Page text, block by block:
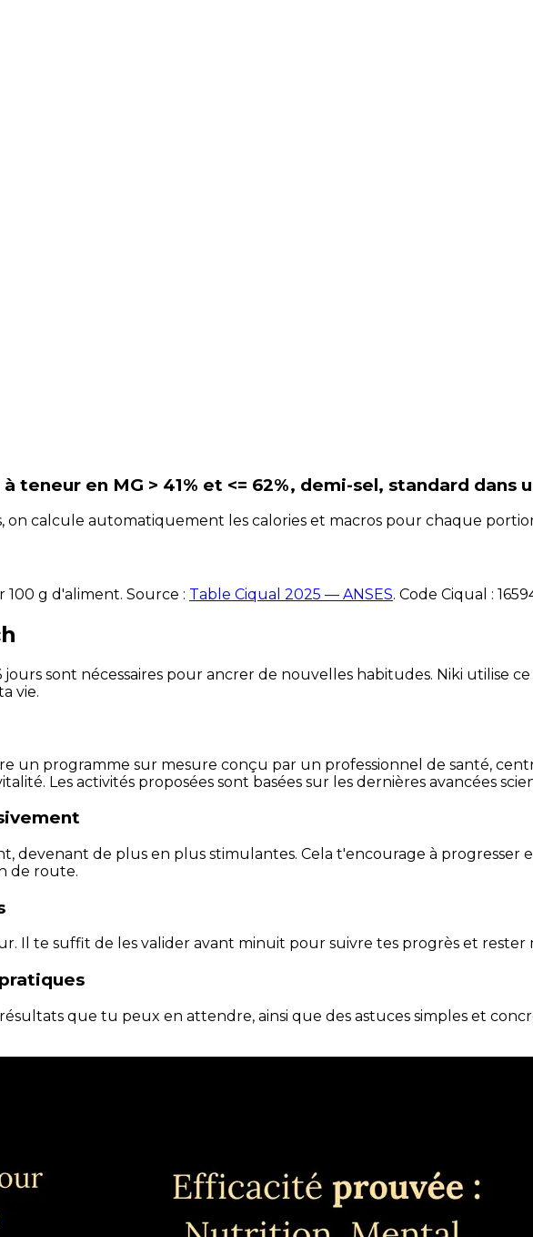
teneur en MG > 41% et <= 62%, demi-sel, standard dans
calcule automatiquement les calories et macros pour chaque
g d'aliment. Source : Table Ciqual 2025 — ANSES. Code Ciqual :
sont nécessaires pour ancrer de nouvelles habitudes. Niki utilise
vie.
un programme sur mesure conçu par un professionnel de santé,
Les activités proposées sont basées sur les dernières avancées
devenant de plus en plus stimulantes. Cela t'encourage à
de route.
Il te suffit de les valider avant minuit pour suivre tes progrès et rester
que tu peux en attendre, ainsi que des astuces simples et